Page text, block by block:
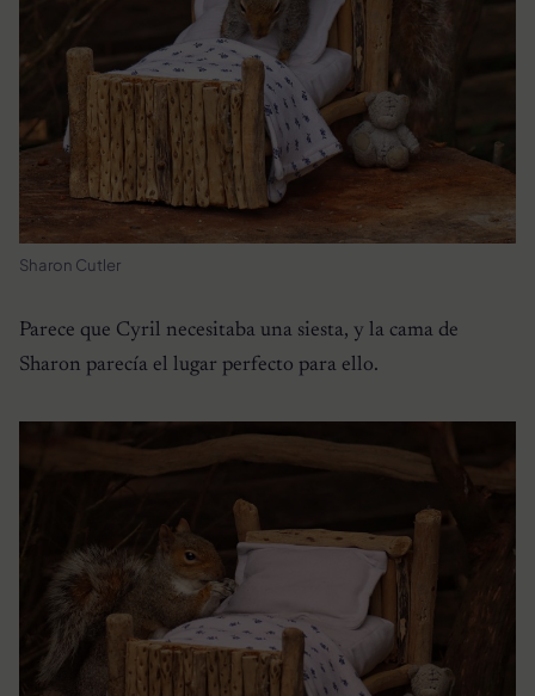
Sharon Cutler
Parece que Cyril necesitaba una siesta, y la cama de
Sharon parecía el lugar perfecto para ello.